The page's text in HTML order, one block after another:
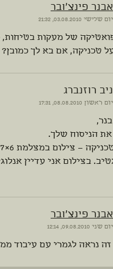
אבנר פינצ'ובר
יום שלישי
של מעקות
טכניקה, אם בא לך כמובן?
ניב רוזנברג
יום ראשון
הניסוח שלך.
בצילום אני עדיין
אבנר פינצ'ובר
יום שני
נראה לגמרי עם עיבוד